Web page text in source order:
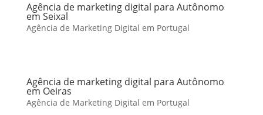
Agência de marketing digital para Autônomo
em Seixal
Agência de Marketing Digital em Portugal
Agência de marketing digital para Autônomo
em Oeiras
Agência de Marketing Digital em Portugal